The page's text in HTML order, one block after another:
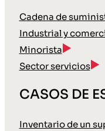
Cadena de
Industrial y
Minorista
Sector servicios
CASOS DE
Inventario de un